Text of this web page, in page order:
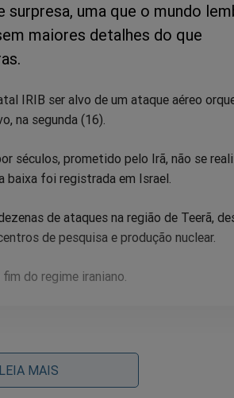
surpresa, uma que o mundo
maiores detalhes do que
IRIB ser alvo de um ataque aéreo
na segunda (16).
séculos, prometido pelo Irã, não se
baixa foi registrada em Israel.
de ataques na região de Teerã,
de pesquisa e produção nuclear.
do regime iraniano.
faz compras, Gleisi desarticula e o
LEIA MAIS